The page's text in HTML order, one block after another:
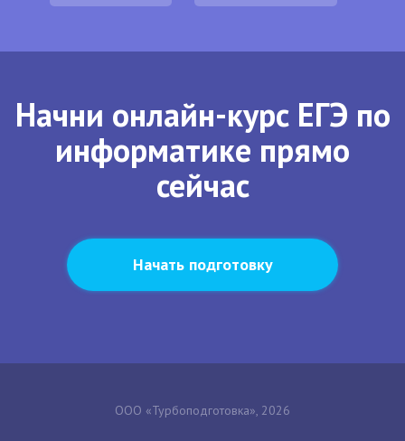
Начни онлайн-курс ЕГЭ по
информатике прямо
сейчас
Начать подготовку
ООО «Турбоподготовка», 2026